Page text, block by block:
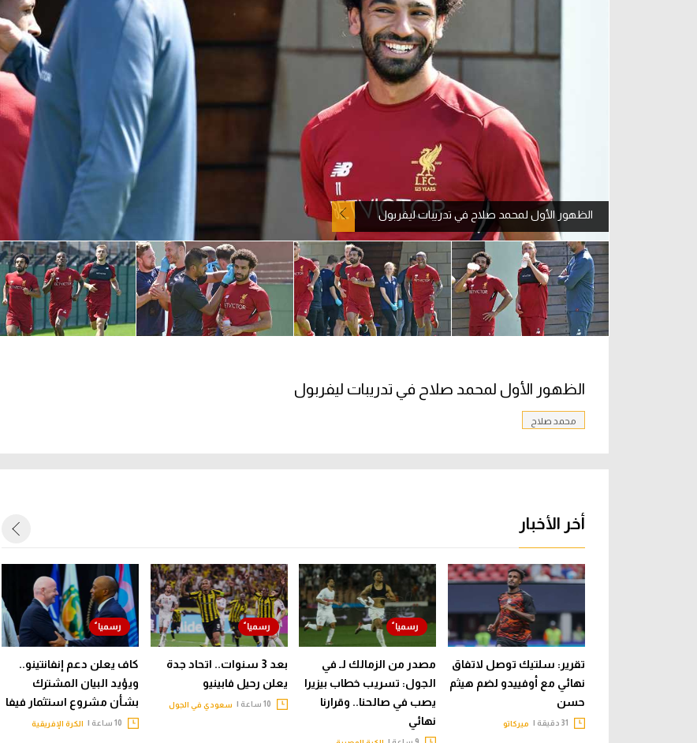
ركن الألعاب
الدوري السعودي للمحترفين
دوري أبطال أوروبا
دوري أبطال إفريقيا
دوري أبطال أوروبا
القسم الثاني
رياضات أخرى
آسيا
أمريكا
ركن الألعاب
الظهور الأول لمحمد صلاح في تدريبات ليفربول
الظهور الأول لمحمد صلاح في تدريبات ليفربول
محمد صلاح
أخر الأخبار
تقرير: سلتيك توصل لاتفاق
نهائي مع أوفييدو لضم هيثم
حسن
ميركاتو
مصدر من الزمالك لـ في
الجول: تسريب خطاب بيزيرا
يصب في صالحنا.. وقرارنا
نهائي
بعد 3 سنوات.. اتحاد جدة
يعلن رحيل فابينيو
سعودي في الجول
كاف يعلن دعم إنفانتينو..
ويؤيد البيان المشترك
بشأن مشروع استثمار فيفا
الكرة الإفريقية